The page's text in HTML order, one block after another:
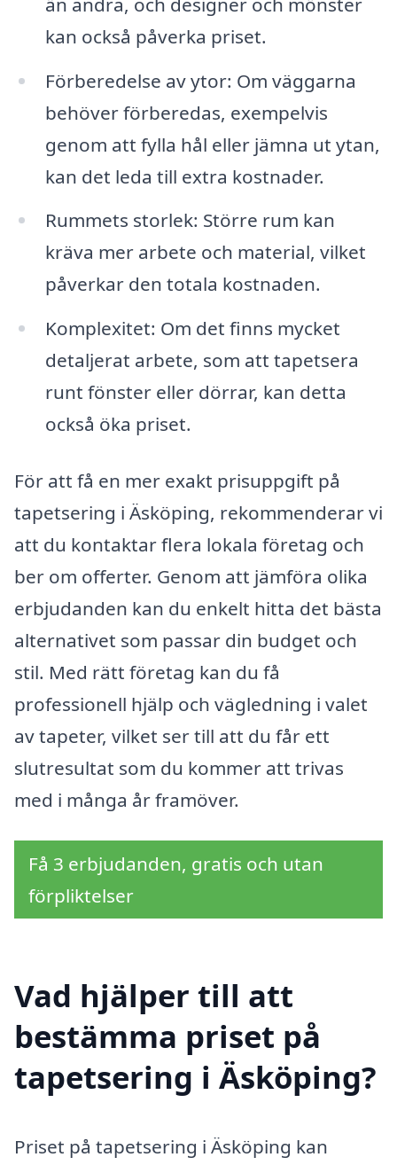
kan också påverka priset.
Förberedelse av ytor: Om väggarna
behöver förberedas, exempelvis
genom att fylla hål eller jämna ut ytan,
kan det leda till extra kostnader.
Rummets storlek: Större rum kan
kräva mer arbete och material, vilket
påverkar den totala kostnaden.
Komplexitet: Om det finns mycket
detaljerat arbete, som att tapetsera
runt fönster eller dörrar, kan detta
också öka priset.
För att få en mer exakt prisuppgift på
tapetsering i Äsköping, rekommenderar vi
att du kontaktar flera lokala företag och
ber om offerter. Genom att jämföra olika
erbjudanden kan du enkelt hitta det bästa
alternativet som passar din budget och
stil. Med rätt företag kan du få
professionell hjälp och vägledning i valet
av tapeter, vilket ser till att du får ett
slutresultat som du kommer att trivas
med i många år framöver.
Få 3 erbjudanden, gratis och utan
förpliktelser
Vad hjälper till att
bestämma priset på
tapetsering i Äsköping?
Priset på tapetsering i Äsköping kan